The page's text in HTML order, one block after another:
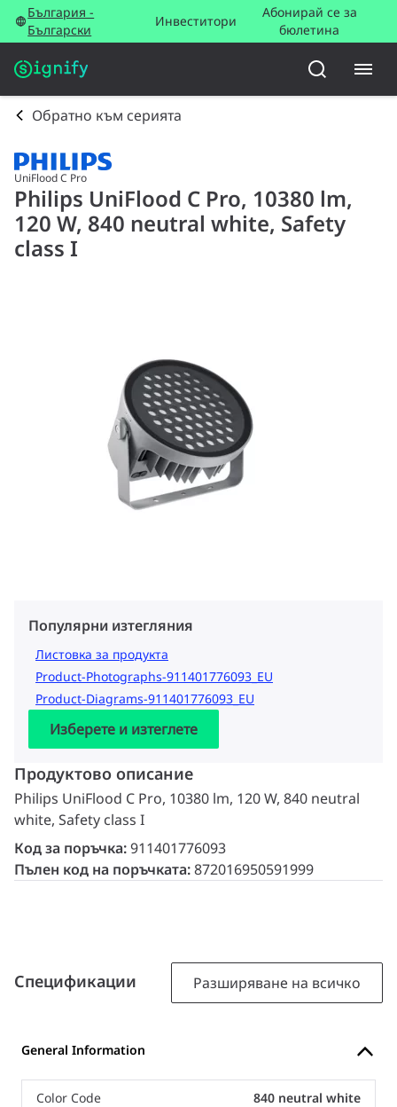
България -
Български
Инвеститори
Абонирай се за
бюлетина
Обратно към серията
UniFlood C Pro
Philips UniFlood C Pro, 10380 lm,
120 W, 840 neutral white, Safety
class I
Популярни изтегляния
Листовка за продукта
Product-Photographs-911401776093_EU
Product-Diagrams-911401776093_EU
Изберете и изтеглете
Продуктово описание
Philips UniFlood C Pro, 10380 lm, 120 W, 840 neutral
white, Safety class I
Код за поръчка:911401776093
Пълен код на поръчката:872016950591999
Спецификации Разширяване на всичко
General Information
Color Code 840 neutral white